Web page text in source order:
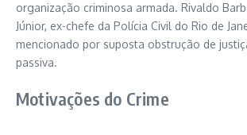
organização criminosa armada. Rivaldo
Júnior, ex-chefe da Polícia Civil do Rio de
mencionado por suposta obstrução de
passiva.
Motivações do Crime